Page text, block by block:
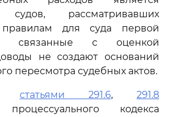
судов, рассматривавших
для суда первой
связанные с оценкой
не создают оснований
пересмотра судебных актов.
статьями 291.6, 291.8
кодекса